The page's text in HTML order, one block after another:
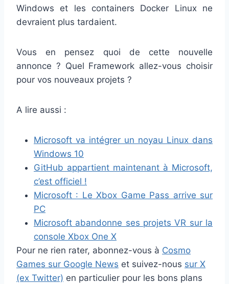
Windows et les containers Docker Linux ne
devraient plus tardaient.
Vous en pensez quoi de cette nouvelle
annonce ? Quel Framework allez-vous choisir
pour vos nouveaux projets ?
A lire aussi :
Microsoft va intégrer un noyau Linux dans
Windows 10
GitHub appartient maintenant à Microsoft,
c’est officiel !
Microsoft : Le Xbox Game Pass arrive sur
PC
Microsoft abandonne ses projets VR sur la
console Xbox One X
Pour ne rien rater, abonnez-vous à Cosmo
Games sur Google News et suivez-nous sur X
(ex Twitter) en particulier pour les bons plans